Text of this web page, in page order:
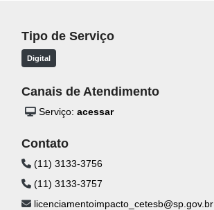
Tipo de Serviço
Digital
Canais de Atendimento
Serviço: acessar
Contato
(11) 3133-3756
(11) 3133-3757
licenciamentoimpacto_cetesb@sp.gov.br